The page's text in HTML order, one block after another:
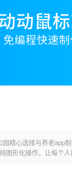
精心选择与养老app制
形化操作，让每个